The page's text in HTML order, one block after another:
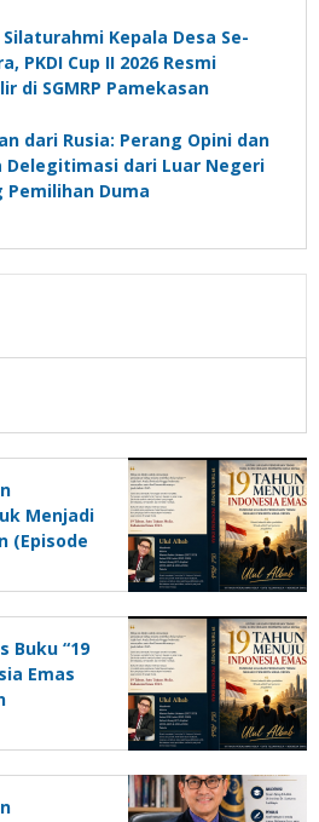
Kepala Desa Se-
PKDI Cup II 2026 Resmi
di SGMRP Pamekasan
dari Rusia: Perang Opini dan
Delegitimasi dari Luar Negeri
Pemilihan Duma
Menjadi
(Episode
Buku “19
Emas